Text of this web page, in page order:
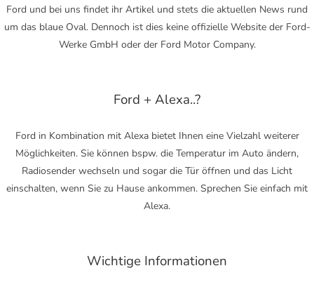
Ford und bei uns findet ihr Artikel und stets die aktuellen News rund
um das blaue Oval. Dennoch ist dies keine offizielle Website der Ford-
Werke GmbH oder der Ford Motor Company.
Ford + Alexa..?
Ford in Kombination mit Alexa bietet Ihnen eine Vielzahl weiterer
Möglichkeiten. Sie können bspw. die Temperatur im Auto ändern,
Radiosender wechseln und sogar die Tür öffnen und das Licht
einschalten, wenn Sie zu Hause ankommen. Sprechen Sie einfach mit
Alexa.
Wichtige Informationen